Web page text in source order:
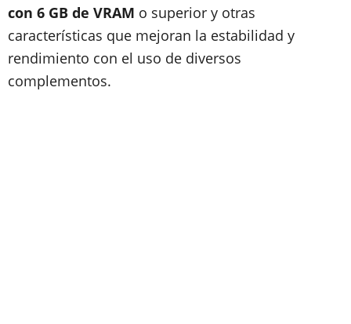
con 6 GB de VRAM o superior y otras
características que mejoran la estabilidad y
rendimiento con el uso de diversos
complementos.